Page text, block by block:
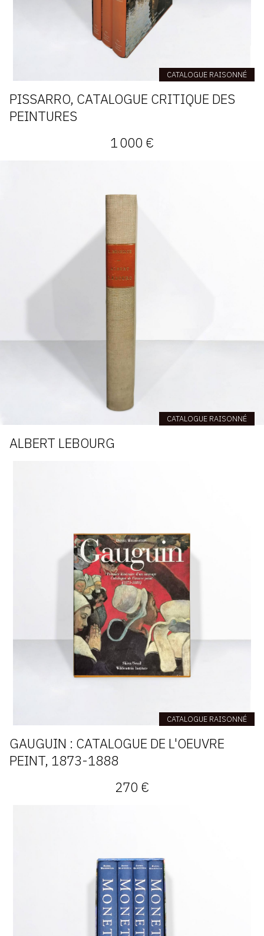
CATALOGUE RAISONNÉ
PISSARRO, CATALOGUE CRITIQUE DES
PEINTURES
1 000 €
CATALOGUE RAISONNÉ
ALBERT LEBOURG
CATALOGUE RAISONNÉ
GAUGUIN : CATALOGUE DE L'OEUVRE
PEINT, 1873-1888
270 €